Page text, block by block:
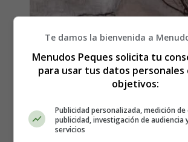
Letra y Vídeo de la
Siembra labrador
Manseros
Te damos la bienvenida a
Menudos Peques solicita tu
para usar tus datos personales
objetivos:
Publicidad personalizada, medición
publicidad, investigación de audiencia
servicios